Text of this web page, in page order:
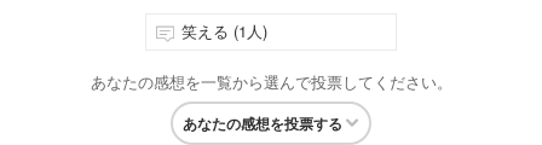
笑える (1人)
あなたの感想を一覧から選んで投票してください。
あなたの感想を投票する